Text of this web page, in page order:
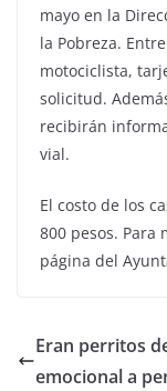
mayo en la
la Pobreza.
motociclista,
solicitud.
recibirán
vial.
El costo de los
800 pesos. Para
página del
Eran perritos
emocional a